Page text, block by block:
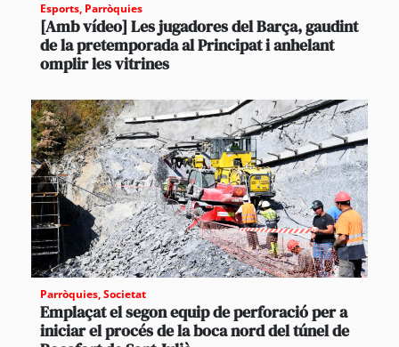
Esports, Parròquies
[Amb vídeo] Les jugadores del Barça, gaudint
de la pretemporada al Principat i anhelant
omplir les vitrines
Parròquies,Societat
Emplaçat el segon equip de perforació per a
iniciar el procés de la boca nord del túnel de